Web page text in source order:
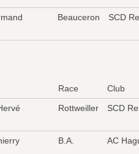
Beauceron SCD
Race
Club
Rottweiller SCD
B.A. AC